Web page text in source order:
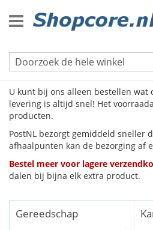
naar
de
Op werkdagen voor 17:00 uur
verzonden met PostNL.(DPD: tot
U kunt bij ons alleen bestellen wat
levering is altijd snel! Het
producten.
PostNL bezorgt gemiddeld sneller
afhaalpunten kan de bezorging af
Bestel meer voor lagere
dalen bij bijna elk extra product.
Gereedschap